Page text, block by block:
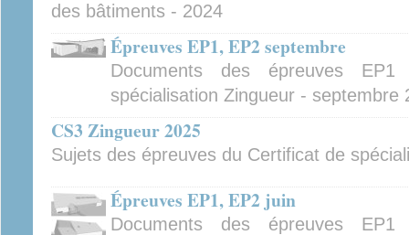
des bâtiments - 2024
Épreuves EP1, EP2 septembre
Documents des épreuves
spécialisation Zingueur - septembre
CS3 Zingueur 2025
Sujets des épreuves du Certificat de
Épreuves EP1, EP2 juin
Documents des épreuves